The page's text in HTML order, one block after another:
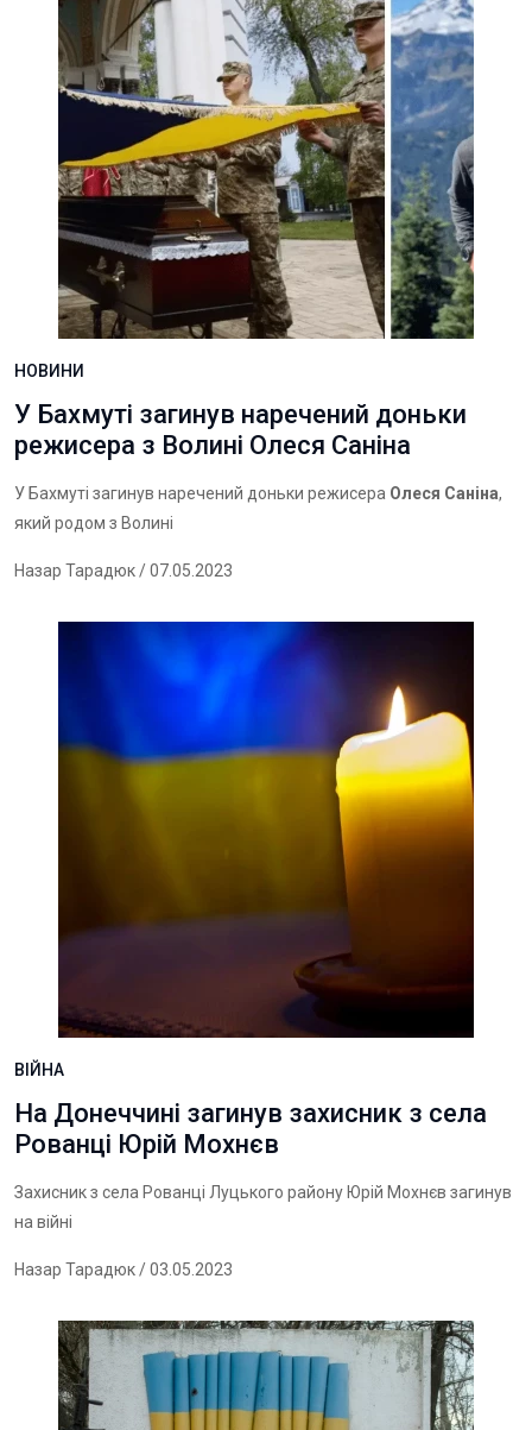
НОВИНИ
У Бахмуті загинув наречений доньки
режисера з Волині Олеся Саніна
У Бахмуті загинув наречений доньки режисера Олеся Саніна,
який родом з Волині
Назар Тарадюк/ 07.05.2023
ВІЙНА
На Донеччині загинув захисник з села
Рованці Юрій Мохнєв
Захисник з села Рованці Луцького району Юрій Мохнєв загинув
на війні
Назар Тарадюк/ 03.05.2023